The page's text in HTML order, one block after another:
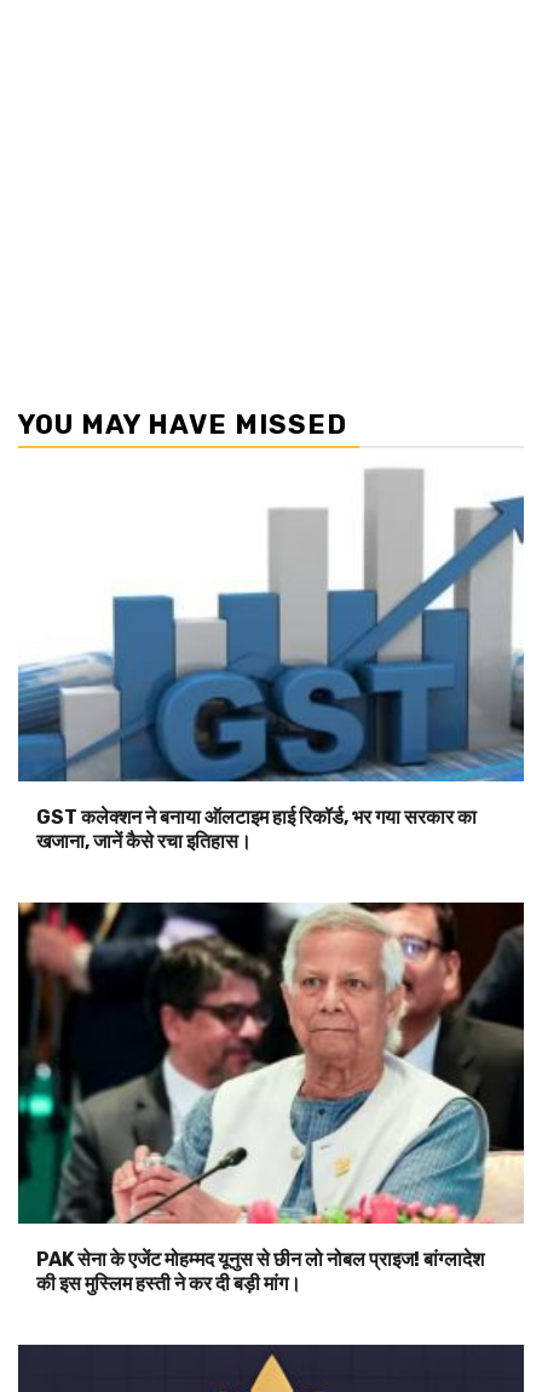
YOU MAY HAVE MISSED
GST कलेक्शन ने बनाया ऑलटाइम हाई रिकॉर्ड, भर गया सरकार का
खजाना, जानें कैसे रचा इतिहास।
PAK सेना के एजेंट मोहम्मद यूनुस से छीन लो नोबल प्राइज! बांग्लादेश
की इस मुस्लिम हस्ती ने कर दी बड़ी मांग।